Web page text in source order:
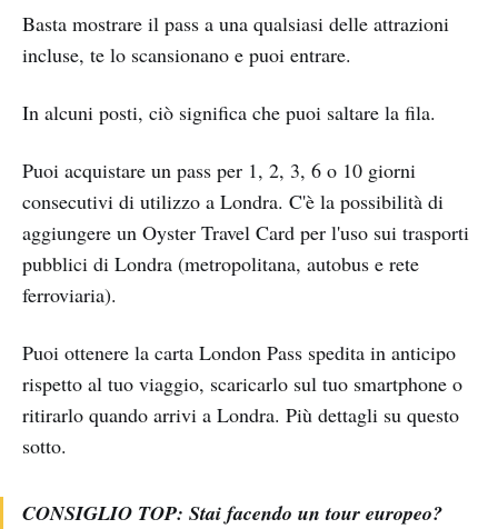
Basta mostrare il pass a una qualsiasi delle attrazioni
incluse, te lo scansionano e puoi entrare.
In alcuni posti, ciò significa che puoi saltare la fila.
Puoi acquistare un pass per 1, 2, 3, 6 o 10 giorni
consecutivi di utilizzo a Londra. C'è la possibilità di
aggiungere un Oyster Travel Card per l'uso sui trasporti
pubblici di Londra (metropolitana, autobus e rete
ferroviaria).
Puoi ottenere la carta London Pass spedita in anticipo
rispetto al tuo viaggio, scaricarlo sul tuo smartphone o
ritirarlo quando arrivi a Londra. Più dettagli su questo
sotto.
CONSIGLIO TOP: Stai facendo un tour europeo?